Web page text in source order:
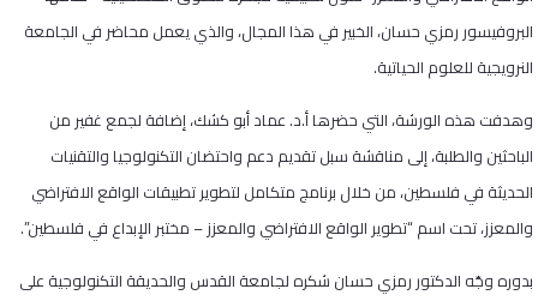
البروفيسور رمزي حسان، الخبير في هذا المجال، والذي يعمل محاضر في الجامعة
النرويجية للعلوم الحياتية.
وهدفت هذه الورشة، التي حضرها أ.د. عماد أبو كشك، إضافة لجمع غفير من
الباحثين والطلبة، إلى مناقشة سبل تقديم دعم واحتضان التكنولوجيا والتقنيات
الحديثة في فلسطين، من خلال برنامج متكامل لتطوير تطبيقات الواقع الافتراضي
والمعزز، تحت اسم “تطوير الواقع الافتراضي والمعزز – مختبر الإبداع في فلسطين”.
بدوره وجّه الدكتور رمزي حسان شكره لجامعة القدس والحديقة التكنولوجية على